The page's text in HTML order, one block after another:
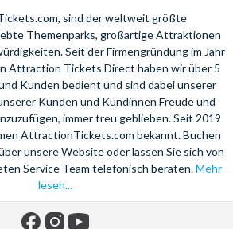
sind der weltweit größte
Themenparks, großartige Attraktionen
Seit der Firmengründung im Jahr
Attraction Tickets Direct haben wir über 5
Kunden bedient und sind dabei unserer
Kunden und Kundinnen Freude und
immer treu geblieben. Seit 2019
AttractionTickets.com bekannt. Buchen
unsere Website oder lassen Sie sich von
Service Team telefonisch beraten.Mehr
lesen...